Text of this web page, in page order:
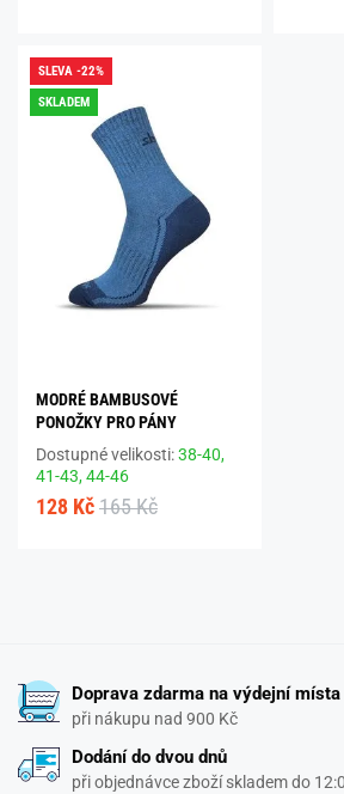
SLEVA -22%
SKLADEM
MODRÉ BAMBUSOVÉ
PONOŽKY PRO PÁNY
Dostupné velikosti:38-40,
41-43,44-46
128 Kč 165 Kč
Doprava zdarma na výdejní místa
při nákupu nad 900 Kč
Dodání do dvou dnů
při objednávce zboží skladem do